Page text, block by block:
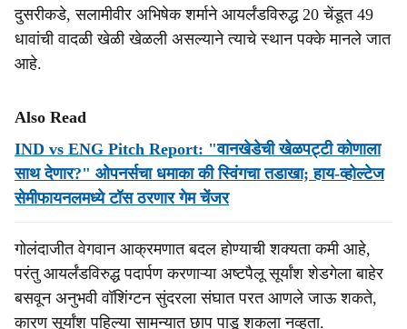
दुसरीकडे, सलामीवीर अभिषेक शर्माने आयर्लंडविरुद्ध 20 चेंडूत 49
धावांची वादळी खेळी खेळली असल्याने त्याचे स्थान पक्के मानले जात
आहे.
Also Read
IND vs ENG Pitch Report: "वानखेडेची खेळपट्टी कोणाला
साथ देणार?" ओपनर्सचा धमाका की स्विंगचा तडाखा; हाय-व्होल्टेज
सेमीफायनलमध्ये टॉस ठरणार गेम चेंजर
गोलंदाजीत वेगवान आक्रमणात बदल होण्याची शक्यता कमी आहे,
परंतु आयर्लंडविरुद्ध पदार्पण करणाऱ्या अष्टपैलू सूर्यांश शेडगेला बाहेर
बसवून अनुभवी वॉशिंग्टन सुंदरला संघात परत आणले जाऊ शकते,
कारण सूर्यांश पहिल्या सामन्यात छाप पाडू शकला नव्हता.